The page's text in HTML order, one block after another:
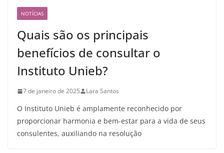
NOTÍCIAS
Quais são os principais
benefícios de consultar o
Instituto Unieb?
7 de janeiro de 2025 Lara Santos
O Instituto Unieb é amplamente reconhecido por
proporcionar harmonia e bem-estar para a vida de seus
consulentes, auxiliando na resolução